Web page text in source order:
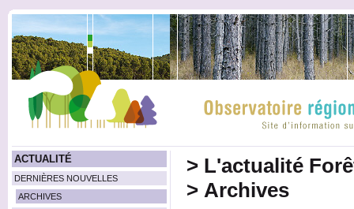
ACTUALITÉ
DERNIÈRES NOUVELLES
ARCHIVES
> L'actualité
> Archives